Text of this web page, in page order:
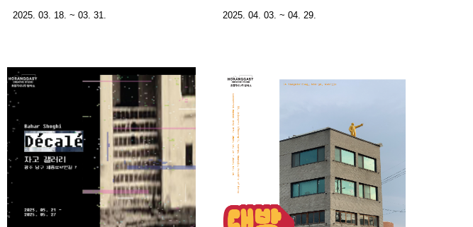
2025. 03. 18. ~ 03. 31. 2025. 04. 03. ~ 04. 29.